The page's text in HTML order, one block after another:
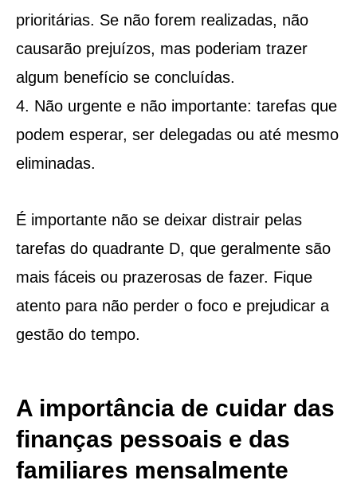
prioritárias. Se não forem realizadas, não
causarão prejuízos, mas poderiam trazer
algum benefício se concluídas.
Não urgente e não importante: tarefas que
podem esperar, ser delegadas ou até mesmo
eliminadas.
É importante não se deixar distrair pelas
tarefas do quadrante D, que geralmente são
mais fáceis ou prazerosas de fazer. Fique
atento para não perder o foco e prejudicar a
gestão do tempo.
A importância de cuidar das
finanças pessoais e das
familiares mensalmente